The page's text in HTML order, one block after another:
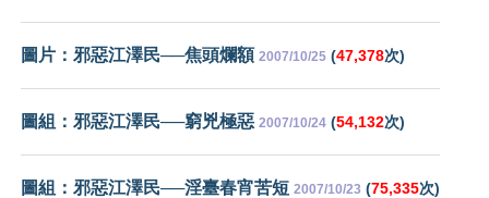
圖片：邪惡江澤民──焦頭爛額 2007/10/25 (47,378次)
圖組：邪惡江澤民──窮兇極惡 2007/10/24 (54,132次)
圖組：邪惡江澤民──淫臺春宵苦短 2007/10/23 (75,335次)